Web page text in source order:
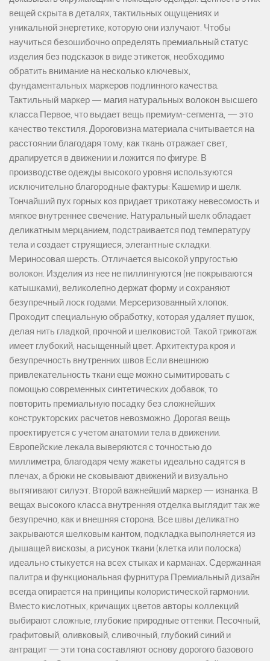
вещей скрыта в деталях, тактильных ощущениях и
уникальной энергетике, которую они излучают. Чтобы
научиться безошибочно определять премиальный статус
изделия без подсказок в виде этикеток, необходимо
обратить внимание на несколько ключевых,
фундаментальных маркеров подлинного качества.
Тактильный маркер — магия натуральных волокон высшего
класса Первое, что выдает вещь премиум-сегмента, — это
качество текстиля. Дороговизна материала считывается на
расстоянии благодаря тому, как ткань отражает свет,
драпируется в движении и ложится по фигуре. В
производстве одежды высокого уровня используются
исключительно благородные фактуры: Кашемир и шелк.
Тончайший пух горных коз придает трикотажу невесомость и
мягкое внутреннее свечение. Натуральный шелк обладает
деликатным мерцанием, подстраивается под температуру
тела и создает струящиеся, элегантные складки.
Мериносовая шерсть. Отличается высокой упругостью
волокон. Изделия из нее не пиллингуются (не покрываются
катышками), великолепно держат форму и сохраняют
безупречный лоск годами. Мерсеризованный хлопок.
Проходит специальную обработку, которая удаляет пушок,
делая нить гладкой, прочной и шелковистой. Такой трикотаж
имеет глубокий, насыщенный цвет. Архитектура кроя и
безупречность внутренних швов Если внешнюю
привлекательность ткани еще можно сымитировать с
помощью современных синтетических добавок, то
повторить премиальную посадку без сложнейших
конструкторских расчетов невозможно. Дорогая вещь
проектируется с учетом анатомии тела в движении.
Европейские лекала выверяются с точностью до
миллиметра, благодаря чему жакеты идеально садятся в
плечах, а брюки не сковывают движений и визуально
вытягивают силуэт. Второй важнейший маркер — изнанка. В
вещах высокого класса внутренняя отделка выглядит так же
безупречно, как и внешняя сторона. Все швы деликатно
закрываются шелковым кантом, подкладка выполняется из
дышащей вискозы, а рисунок ткани (клетка или полоска)
идеально стыкуется на всех стыках и карманах. Сдержанная
палитра и функциональная фурнитура Премиальный дизайн
всегда опирается на принципы колористической гармонии.
Вместо кислотных, кричащих цветов авторы коллекций
выбирают сложные, глубокие природные оттенки. Песочный,
графитовый, оливковый, сливочный, глубокий синий и
антрацит — эти тона составляют основу дорогого базового